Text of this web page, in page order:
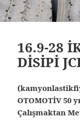
16.9-28
DİSİPİ
OTOMOTİV 50
Çalışmaktan